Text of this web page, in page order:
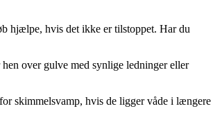
hjælpe, hvis det ikke er tilstoppet. Har du
over gulve med synlige ledninger eller
skimmelsvamp, hvis de ligger våde i længere